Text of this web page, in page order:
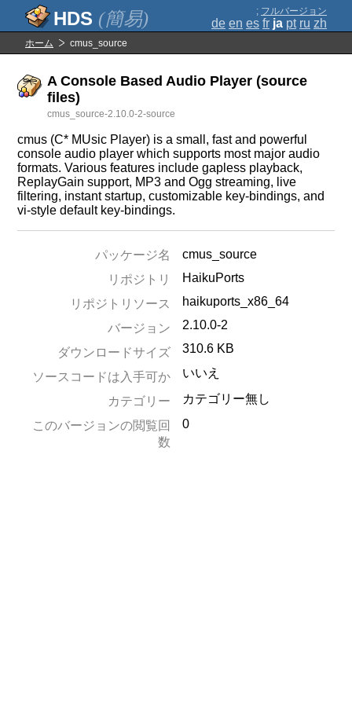
(簡易) ; フルバージョン
de en es fr ja pt ru zh
ホーム cmus_source
A Console Based Audio Player (source
files)
cmus_source-2.10.0-2-source
cmus (C* MUsic Player) is a small, fast and powerful
console audio player which supports most major audio
formats. Various features include gapless playback,
ReplayGain support, MP3 and Ogg streaming, live
filtering, instant startup, customizable key-bindings, and
vi-style default key-bindings.
パッケージ名
cmus_source
リポジトリ
HaikuPorts
リポジトリソース
haikuports_x86_64
バージョン
2.10.0-2
ダウンロードサイズ 310.6 KB
ソースコードは入手可か いいえ
カテゴリー
カテゴリー無し
このバージョンの閲覧回
数
0